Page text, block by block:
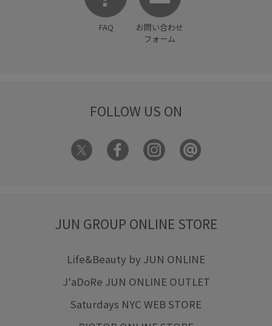
FAQ
お問い合わせ
フォーム
FOLLOW US ON
JUN GROUP ONLINE STORE
Life&Beauty by JUN ONLINE
J'aDoRe JUN ONLINE OUTLET
Saturdays NYC WEB STORE